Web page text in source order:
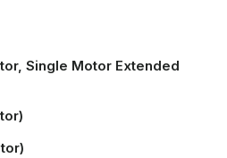
Single Motor Extended